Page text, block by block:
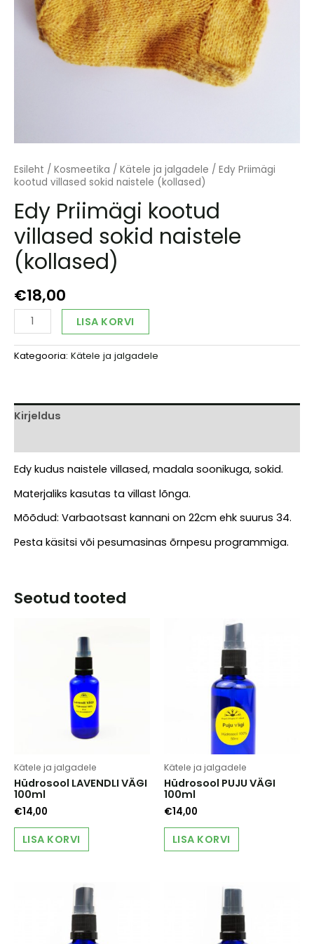
Esileht / Kosmeetika / Kätele ja jalgadele / Edy Priimägi
kootud villased sokid naistele (kollased)
Edy Priimägi kootud
villased sokid naistele
(kollased)
€18,00
Priimägi
kootud
villased
kogus
LISA KORVI
Alternative:
Kategooria: Kätele ja jalgadele
Kirjeldus
Edy kudus naistele villased, madala soonikuga, sokid.
Materjaliks kasutas ta villast lõnga.
Mõõdud: Varbaotsast kannani on 22cm ehk suurus 34.
Pesta käsitsi või pesumasinas õrnpesu programmiga.
Seotud tooted
Kätele ja jalgadele
Hüdrosool LAVENDLI VÄGI
100ml
€14,00
LISA KORVI
Kätele ja jalgadele
Hüdrosool PUJU VÄGI
100ml
€14,00
LISA KORVI